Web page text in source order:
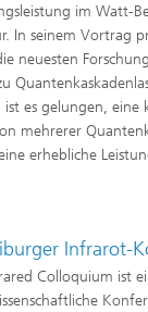
im Watt-
In seinem Vortrag
neuesten
ist es gelungen, eine
mehrerer
erhebliche
Infrarot-
Colloquium ist